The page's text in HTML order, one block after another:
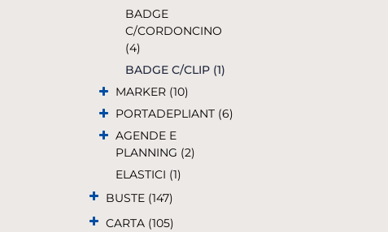
BADGE
C/CORDONCINO
(4)
BADGE C/CLIP (1)
MARKER (10)
PORTADEPLIANT (6)
AGENDE E
PLANNING (2)
ELASTICI (1)
BUSTE (147)
CARTA (105)